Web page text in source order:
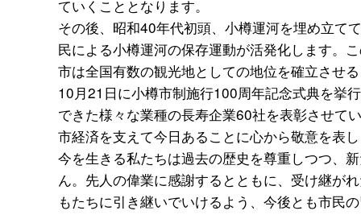
ていくこととなります。
その後、昭和40年代初頭、小樽運河を埋め立て
民による小樽運河の保存運動が活発化します。
市は全国有数の観光地としての地位を確立させ
10月21日に小樽市制施行100周年記念式典を挙
できた様々な業種の長寿企業60社を表彰させて
市経済を支えて今日あることに心から敬意を表
今を生きる私たちは過去の歴史を尊重しつつ、
ん。先人の偉業に感謝するとともに、受け継が
もたちに引き継いでいけるよう、今後とも市民